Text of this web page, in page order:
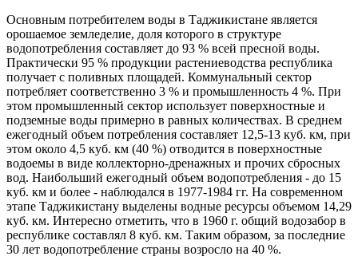
Основным потребителем воды в Таджикистане является
орошаемое земледелие, доля которого в структуре
водопотребления составляет до 93 % всей пресной воды.
Практически 95 % продукции растениеводства республика
получает с поливных площадей. Коммунальный сектор
потребляет соответственно 3 % и промышленность 4 %. При
этом промышленный сектор использует поверхностные и
подземные воды примерно в равных количествах. В среднем
ежегодный объем потребления составляет 12,5-13 куб. км, при
этом около 4,5 куб. км (40 %) отводится в поверхностные
водоемы в виде коллекторно-дренажных и прочих сбросных
вод. Наибольший ежегодный объем водопотребления - до 15
куб. км и более - наблюдался в 1977-1984 гг. На современном
этапе Таджикистану выделены водные ресурсы объемом 14,29
куб. км. Интересно отметить, что в 1960 г. общий водозабор в
республике составлял 8 куб. км. Таким образом, за последние
30 лет водопотребление страны возросло на 40 %.